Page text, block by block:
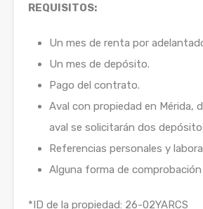
REQUISITOS:
Un mes de renta por
Un mes de depósito.
Pago del contrato.
Aval con propiedad en Mérida,
aval se solicitarán dos
Referencias personales y
Alguna forma de
*ID de la propiedad: 26-02YARCS